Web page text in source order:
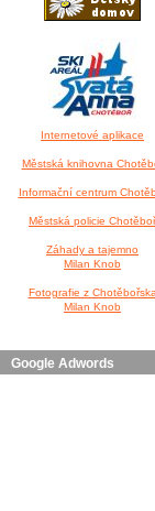
Internetové aplikace
Městská knihovna
Informační centrum
Městská policie Chotěboř
Záhady a tajemno
Milan Knob
Fotografie z Chotěbořska
Milan Knob
Google Adwords